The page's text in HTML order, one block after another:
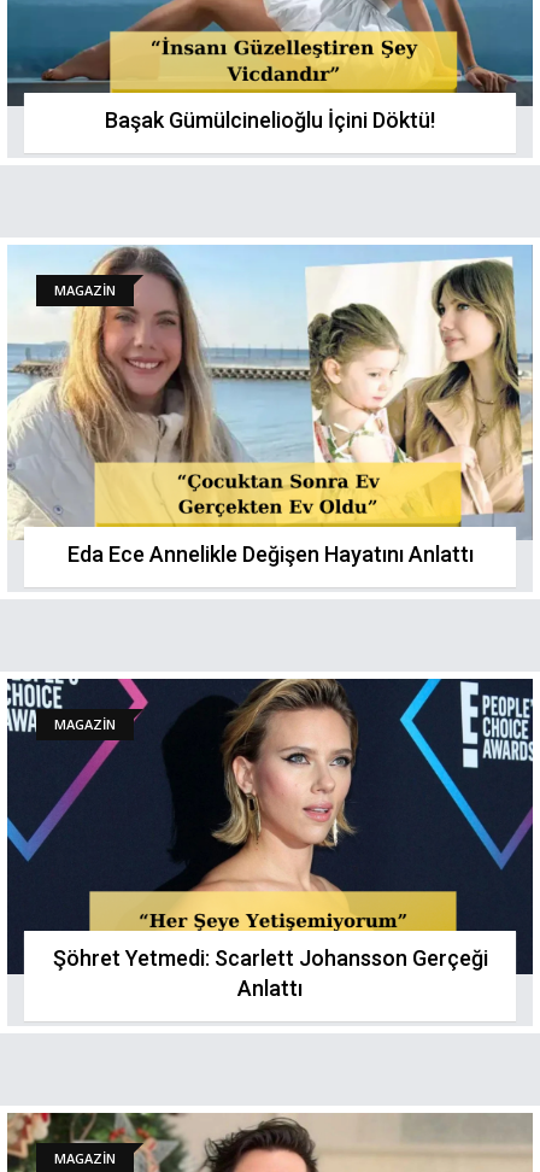
Başak Gümülcinelioğlu İçini Döktü!
MAGAZİN
Eda Ece Annelikle Değişen Hayatını Anlattı
MAGAZİN
Şöhret Yetmedi: Scarlett Johansson Gerçeği
Anlattı
MAGAZİN